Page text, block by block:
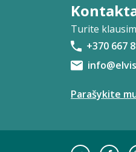
Turite
+370 667
Parašykite